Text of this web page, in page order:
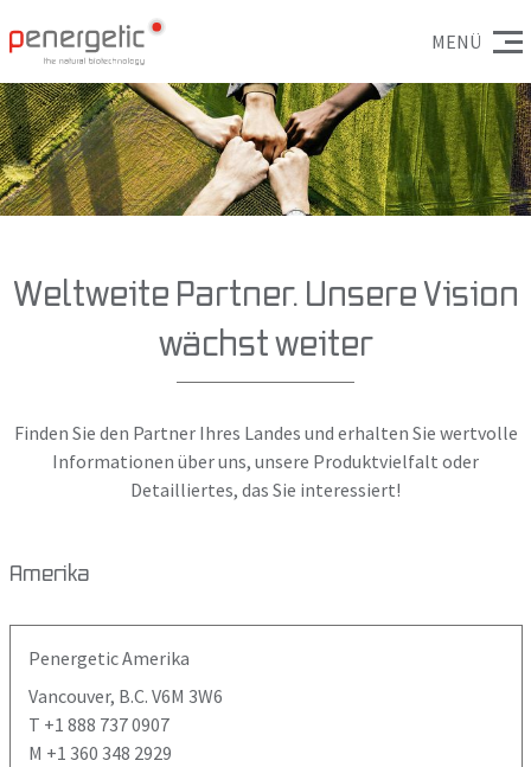
MENÜ
Weltweite Partner. Unsere Vision
wächst weiter
Finden Sie den Partner Ihres Landes und erhalten Sie wertvolle
Informationen über uns, unsere Produktvielfalt oder
Detailliertes, das Sie interessiert!
Amerika
Penergetic Amerika
Vancouver, B.C. V6M 3W6
T +1 888 737 0907
M +1 360 348 2929